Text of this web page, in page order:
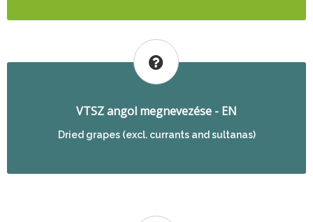
VTSZ angol megnevezése - EN
Dried grapes (excl. currants and sultanas)